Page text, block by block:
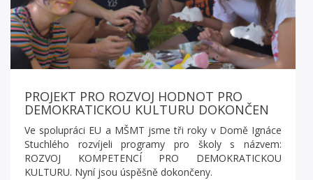
PROJEKT PRO ROZVOJ HODNOT PRO
DEMOKRATICKOU KULTURU DOKONČEN
Ve spolupráci EU a MŠMT jsme tři roky v Domě Ignáce
Stuchlého rozvíjeli programy pro školy s názvem:
ROZVOJ KOMPETENCÍ PRO DEMOKRATICKOU
KULTURU. Nyní jsou úspěšně dokončeny.